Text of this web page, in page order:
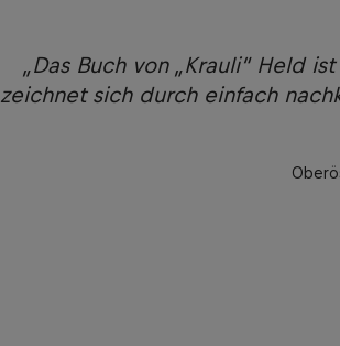
„Das Buch von „Krauli“ Held
zeichnet sich durch einfach